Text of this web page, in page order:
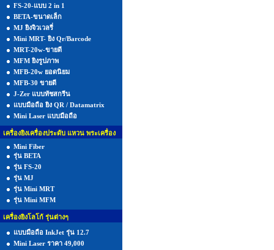
FS-20-แบบ 2 in 1
BETA-ขนาดเล็ก
MJ ยิงจิวเวลรี่
Mini MRT- ยิง Qr/Barcode
MRT-20w-ขายดี
MFM ยิงรูปภาพ
MFB-20w ยอดนิยม
MFB-30 ขายดี
J-Zer แบบทัชสกรีน
แบบมือถือ ยิง QR / Datamatrix
Mini Laser แบบมือถือ
เครื่องยิงเครื่องประดับ แหวน พระเครื่อง
Mini Fiber
รุ่น BETA
รุ่น FS-20
รุ่น MJ
รุ่น Mini MRT
รุ่น Mini MFM
เครื่องยิงโลโก้ รุ่นต่างๆ
แบบมือถือ InkJet รุ่น 12.7
Mini Laser ราคา 49,000